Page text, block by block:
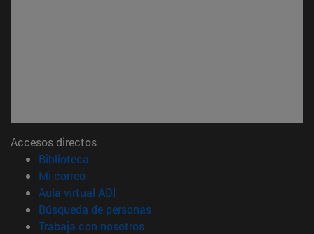
Accesos directos
Biblioteca
Mi correo(abre en nueva ventana)
Aula virtual ADI
Búsqueda de personas(abre en nueva ventana)
Trabaja con nosotros(abre en nueva ventana)